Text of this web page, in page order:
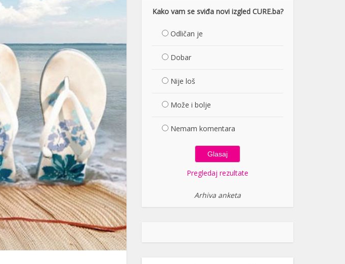
Kako vam se sviđa novi izgled CURE.ba?
Odličan je
Dobar
Nije loš
Može i bolje
Nemam komentara
Pregledaj rezultate
Arhiva anketa